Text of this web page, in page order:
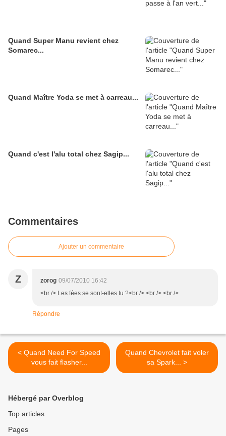
Quand Super Manu revient chez
Somarec...
Quand Maître Yoda se met à carreau...
Quand c'est l'alu total chez Sagip...
Commentaires
Ajouter un commentaire
Z zorog 09/07/2010 16:42
<br /> Les fées se sont-elles tu ?<br /> <br /> <br />
Répondre
< Quand Need For Speed
vous fait flasher...
Quand Chevrolet fait voler
sa Spark... >
Hébergé par Overblog
Top articles
Pages